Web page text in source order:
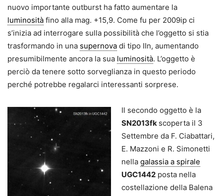
nuovo importante outburst ha fatto aumentare la
luminosità fino alla mag. +15,9. Come fu per 2009ip ci
s’inizia ad interrogare sulla possibilità che l’oggetto si stia
trasformando in una supernova di tipo IIn, aumentando
presumibilmente ancora la sua luminosità. L’oggetto è
perciò da tenere sotto sorveglianza in questo periodo
perché potrebbe regalarci interessanti sorprese.
Il secondo oggetto è la
SN2013fk scoperta il 3
Settembre da F. Ciabattari,
E. Mazzoni e R. Simonetti
nella galassia a spirale
UGC1442 posta nella
costellazione della Balena